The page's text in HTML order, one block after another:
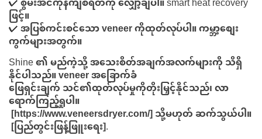
ဖြင့်။
✔အပြစ်ကင်းစင်သော veneer ကိုထုတ်လုပ်ပါ။ကမ္ဘာ့စျေး
ကွက်များအတွက်။
Shine ၏ မည်ကဲ့သို့ အသေးစိတ်အချက်အလက်များကို သိရှိ
နိုင်ပါသည်။veneer အခြောက်ခံ
ဖြေရှင်းချက်သင်၏ထုတ်လုပ်မှုကိုတိုးမြှင့်နိုင်သည်၊ လာ
ရောက်ကြည့်ရှုပါ။
[https://www.veneersdryer.com/]သို့မဟုတ် ဆက်သွယ်ပါ။
[ပြည်တွင်းဖြန့်ဖြူးရေး].